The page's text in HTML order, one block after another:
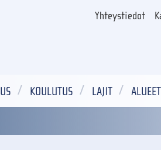
Yhteystiedot
KOULUTUS LAJIT ALUEET